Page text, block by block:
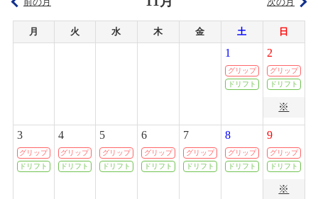
2020/04/23
タム・タム上里店、サーキット営業休止のご案内
2020/04/17
上里店 臨時営業時間変更のお知らせ
ミニ四駆ステーションチャレンジ
カテゴリ：ラジコン
創業50周年感謝祭プレゼント当選者発表のお知らせ
月 火 水 木 金 土 日
1
グリップ
ドリフト
2
グリップ
ドリフト
※
3
グリップ
ドリフト
4
グリップ
ドリフト
5
グリップ
ドリフト
6
グリップ
ドリフト
7
グリップ
ドリフト
8
グリップ
ドリフト
9
グリップ
ドリフト
※